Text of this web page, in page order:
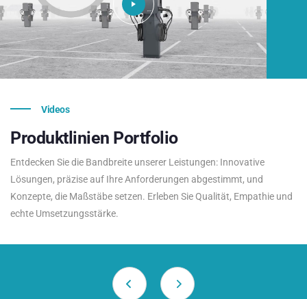
Videos
Produktlinien Portfolio
Entdecken Sie die Bandbreite unserer Leistungen: Innovative
Lösungen, präzise auf Ihre Anforderungen abgestimmt, und
Konzepte, die Maßstäbe setzen. Erleben Sie Qualität, Empathie und
echte Umsetzungsstärke.